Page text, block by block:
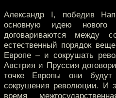
Александр I, победив
основную идею нового
договариваются между
естественный порядок
Европе – и сокрушать
Австрия и Пруссия
точке Европы они
сокрушения революции. И
время